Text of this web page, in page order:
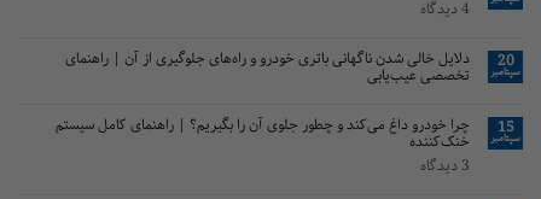
دلایل خالی شدن ناگهانی باتری خودرو و راه‌های جلوگیری از آن | راهنمای
تخصصی عیب‌یابی
چرا خودرو داغ می‌کند و چطور جلوی آن را بگیریم؟ | راهنمای کامل سیستم
خنک‌کننده